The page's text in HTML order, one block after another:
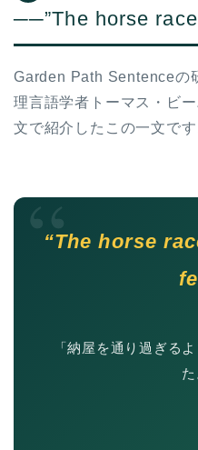
──”The horse
Garden Path Sentenceの
理言語学者トーマス・ビ
文で紹介したこの一文です
““The horse
「納屋を通り過ぎる
た